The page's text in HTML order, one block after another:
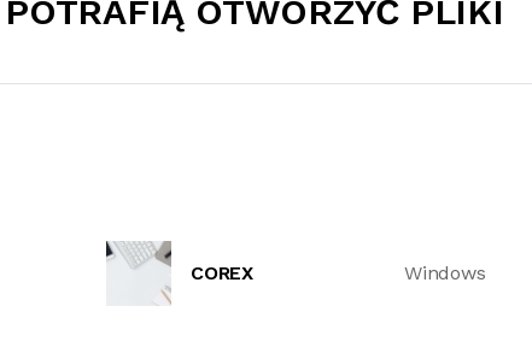
OTWORZYĆ PLIKI
COREX Windows